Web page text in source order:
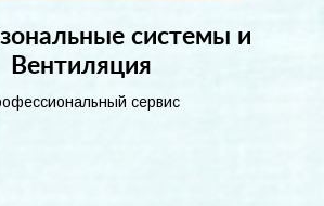
системы и
Вентиляция
сервис